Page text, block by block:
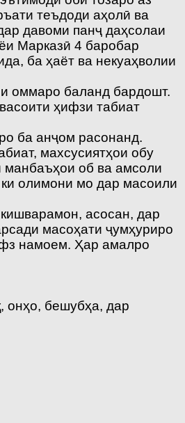
теъдоди аҳолӣ ва
давоми панҷ даҳсолаи
Марказӣ 4 баробар
ба ҳаёт ва некуаҳволии
оммаро баланд бардошт.
ҳифзи табиат
ба анҷом расонанд.
махсусиятҳои обу
манбаъҳои об ва амсоли
олимони мо дар масоили
асосан, дар
масоҳати ҷумҳуриро
намоем. Ҳар амалро
онҳо, бешубҳа, дар